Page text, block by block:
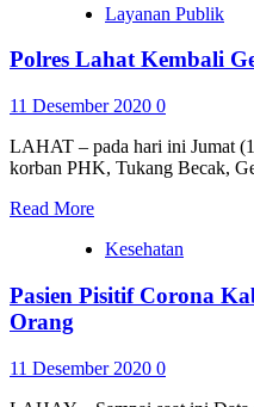
Layanan Publik
Polres Lahat Kembali
11 Desember 2020 0
LAHAT – pada hari ini Jumat
korban PHK, Tukang Becak,
Read More
Kesehatan
Pasien Pisitif Corona
Orang
11 Desember 2020 0